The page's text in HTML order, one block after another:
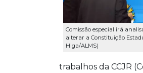
Comissão especial irá
alterar a Constituição
Higa/ALMS)
trabalhos da CCJR